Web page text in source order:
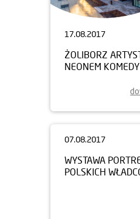
17.08.2017
ŻOLIBORZ
NEONEM KOMEDY
07.08.2017
WYSTAWA
POLSKICH